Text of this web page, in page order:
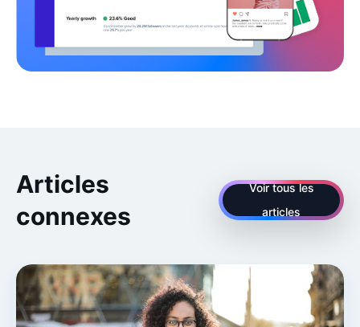
Articles
connexes
Voir tous les
articles